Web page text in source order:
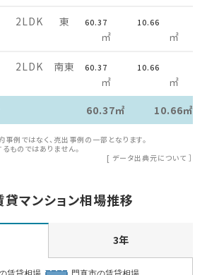
2LDK 東 60.37
㎡
10.66
㎡
2LDK 南東 60.37
㎡
10.66
㎡
60.37㎡ 10.66㎡
例ではなく、売出事例の一部となります。
ものではありません。
[ データ出典元について ］
マンション相場推移
3年